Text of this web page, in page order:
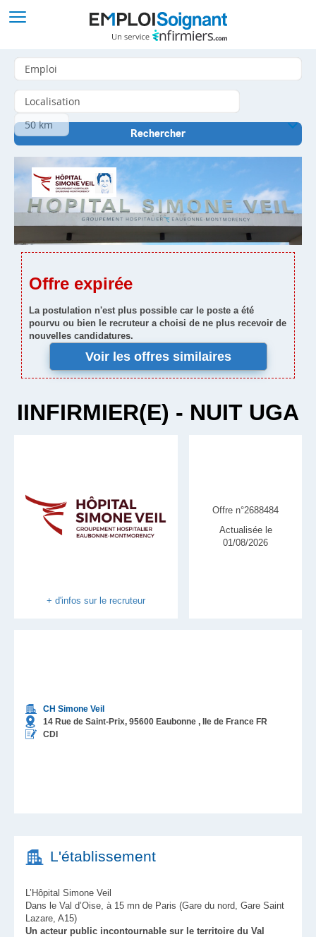
Offre expirée
La postulation n'est plus possible car le poste a été
pourvu ou bien le recruteur a choisi de ne plus recevoir de
nouvelles candidatures.
Voir les offres similaires
IINFIRMIER(E) - NUIT UGA
+ d'infos sur le recruteur
CH Simone Veil
14 Rue de Saint-Prix, 95600 Eaubonne , Ile de France FR
CDI
Offre n°2688484
Actualisée le
01/08/2026
L'établissement
L’Hôpital Simone Veil
Dans le Val d’Oise, à 15 mn de Paris (Gare du nord, Gare Saint
Lazare, A15)
Un acteur public incontournable sur le territoire du Val